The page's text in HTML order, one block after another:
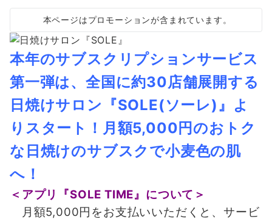
本ページはプロモーションが含まれています。
本年のサブスクリプションサービス
第一弾は、全国に約30店舗展開する
日焼けサロン『SOLE(ソーレ)』よ
りスタート！月額5,000円のおトク
な日焼けのサブスクで小麦色の肌
へ！
＜アプリ『SOLE TIME』について＞
月額5,000円をお支払いいただくと、サービ